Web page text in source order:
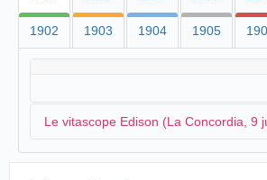
1902 1903 1904 1905
Le vitascope Edison (La Concordia, 9